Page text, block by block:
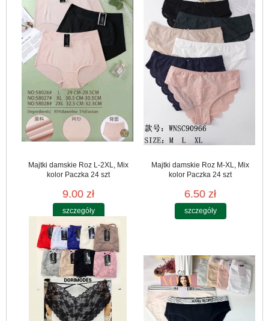
Majtki damskie Roz L-2XL, Mix
kolor Paczka 24 szt
9.00 zł
szczegóły
Majtki damskie Roz M-XL, Mix
kolor Paczka 24 szt
6.50 zł
szczegóły